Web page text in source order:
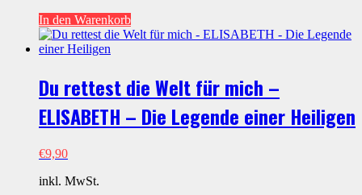
In den Warenkorb
Du rettest die Welt für mich –
ELISABETH – Die Legende einer Heiligen
€9,90
inkl. MwSt.